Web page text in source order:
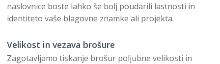
naslovnice boste lahko še bolj poudarili lastnosti in
identiteto vaše blagovne znamke ali projekta.
Velikost in vezava brošure
Zagotavljamo tiskanje brošur poljubne velikosti in